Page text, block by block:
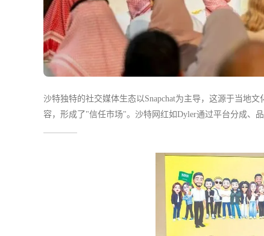
沙特独特的社交媒体生态以Snapchat为主导，这源于当地
容，形成了"信任市场"。沙特网红如Dyler通过平台分成、
而言，掘金沙特需注重本土化策略，如使用沙特方言、贴